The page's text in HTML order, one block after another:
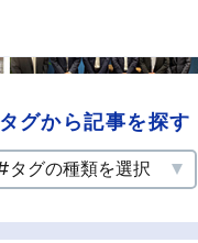
タグから記事を探す